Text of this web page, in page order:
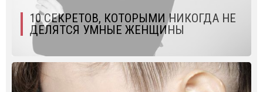
10 СЕКРЕТОВ, КОТОРЫМИ НИКОГДА НЕ
ДЕЛЯТСЯ УМНЫЕ ЖЕНЩИНЫ